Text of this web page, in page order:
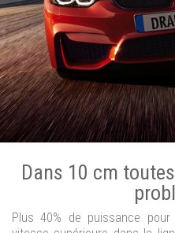
Dans 10 cm
Plus 40% de puissance